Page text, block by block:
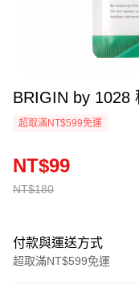
超取滿NT$599免運
NT$180
NT$99
付款與運送方式
超取滿NT$599免運